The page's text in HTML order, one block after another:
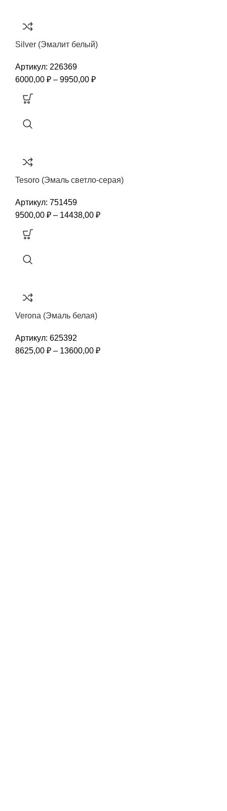
Silver (Эмалит белый)
Артикул: 226369
6000,00 ₽ – 9950,00 ₽
Tesoro (Эмаль светло-серая)
Артикул: 751459
9500,00 ₽ – 14438,00 ₽
Verona (Эмаль белая)
Артикул: 625392
8625,00 ₽ – 13600,00 ₽